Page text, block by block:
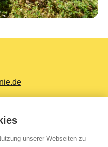
unserer Webseiten zu